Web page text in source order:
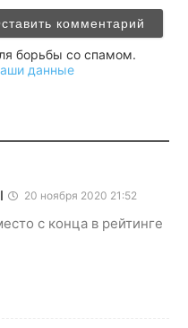
борьбы со спамом.
данные
20 ноября 2020 21:52
с конца в рейтинге